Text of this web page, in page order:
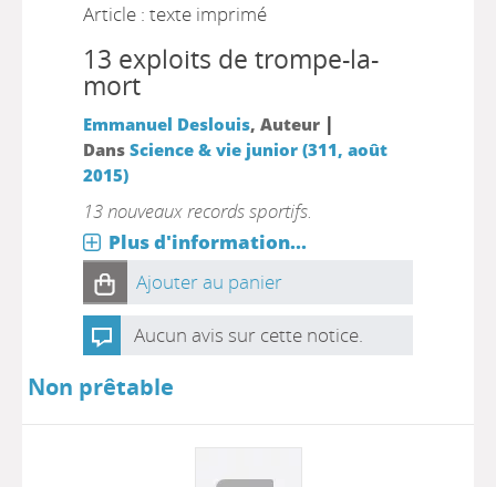
Article : texte imprimé
13 exploits de trompe-la-
mort
Emmanuel Deslouis, Auteur |
Dans Science & vie junior (311, août
2015)
13 nouveaux records sportifs.
Plus d'information...
Ajouter au panier
Aucun avis sur cette notice.
Non prêtable